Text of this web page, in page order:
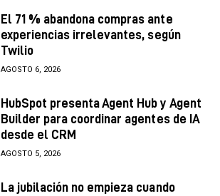
El 71 % abandona compras ante
experiencias irrelevantes, según
Twilio
AGOSTO 6, 2026
HubSpot presenta Agent Hub y Agent
Builder para coordinar agentes de IA
desde el CRM
AGOSTO 5, 2026
La jubilación no empieza cuando